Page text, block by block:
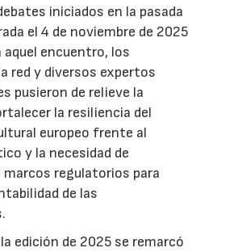
iniciados en la pasada
el 4 de noviembre de 2025
aquel encuentro, los
red y diversos expertos
pusieron de relieve la
la resiliencia del
europeo frente al
y la necesidad de
regulatorios para
de las
edición de 2025 se remarcó